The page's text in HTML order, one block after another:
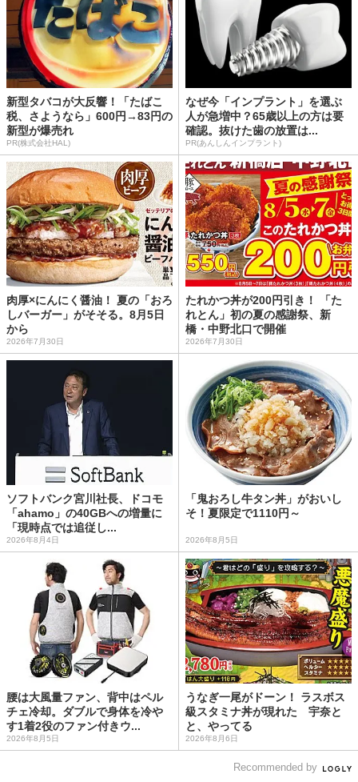
新型タバコが大反響！「たばこ
税、さようなら」600円→83円の
新型が爆売れ
PR(株式会社HAL)
なぜ今「インプラント」を選ぶ
人が急増中？65歳以上の方は要
確認。抜けた歯の放置は...
PR(あんしんインプラント)
肉厚×にんにく醤油！ 夏の「おろ
しバーガー」がそそる。8月5日
から
2026年7月30日
たれかつ丼が200円引き！ 「た
れとん」初の夏の感謝祭、新
橋・中野北口で開催
2026年7月30日
ソフトバンク宮川社長、ドコモ
「ahamo」の40GBへの増量に
「現時点では追従し...
2026年8月4日
「鬼おろし牛タン丼」がおいし
そ！夏限定で1110円～
2026年8月5日
腰は大風量ファン、背中はペル
チェ冷却。ダブルで身体を冷や
す1着2役のファン付きウ...
2026年8月5日
うなぎ一尾がドーン！ ラスボス
級スタミナ丼が現れた 宇奈と
と、やってる
2026年8月6日
Recommended by